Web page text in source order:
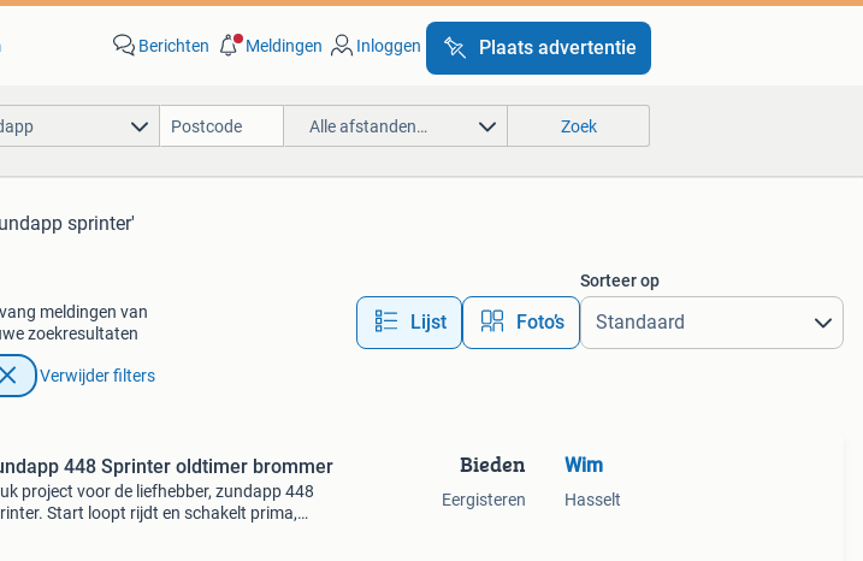
Berichten Meldingen Inloggen Plaats advertentie
Alle afstanden… Zoek
sprinter'
meldingen van
zoekresultaten
Lijst Foto’s
Sorteer op
Verwijder filters
448 Sprinter oldtimer brommer
project voor de liefhebber, zundapp 448
Start loopt rijdt en schakelt prima,
Bieden
Eergisteren
Wim
Hasselt